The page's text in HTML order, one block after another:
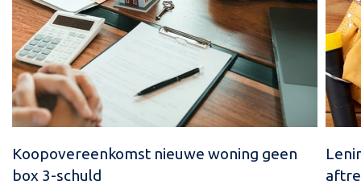
Koopovereenkomst nieuwe woning geen
box 3-schuld